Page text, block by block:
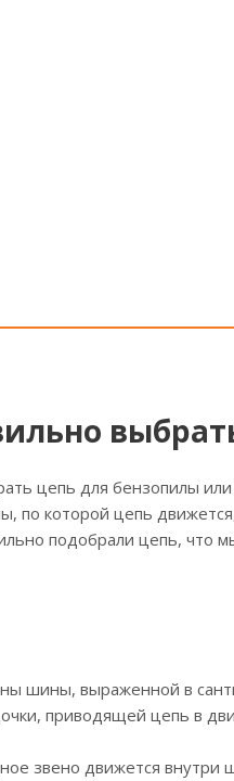
цепь для бензопилы или
по которой цепь
подобрали цепь, что
шины, выраженной в
приводящей цепь в
звено движется внутри